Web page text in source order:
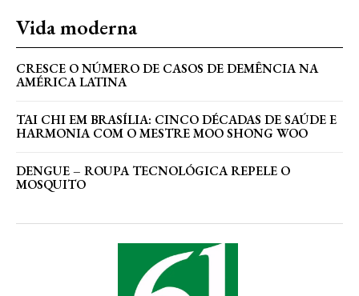
Vida moderna
CRESCE O NÚMERO DE CASOS DE DEMÊNCIA NA
AMÉRICA LATINA
TAI CHI EM BRASÍLIA: CINCO DÉCADAS DE SAÚDE E
HARMONIA COM O MESTRE MOO SHONG WOO
DENGUE – ROUPA TECNOLÓGICA REPELE O
MOSQUITO